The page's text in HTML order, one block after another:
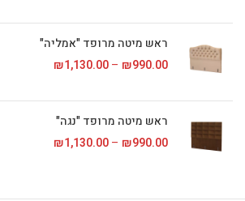
ראש מיטה מרופד "אמליה"
₪990.00
–
₪1,130.00
ראש מיטה מרופד "נגה"
₪990.00
–
₪1,130.00